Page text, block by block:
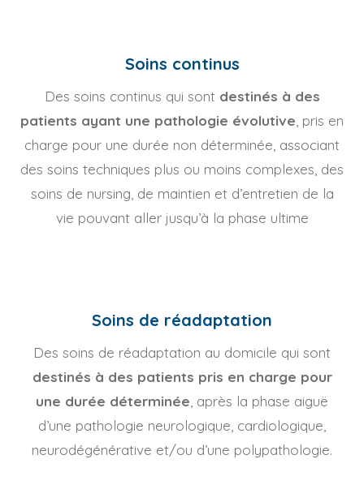
Soins continus
Des soins continus qui sont destinés à des
patients ayant une pathologie évolutive , pris en
charge pour une durée non déterminée, associant
des soins techniques plus ou moins complexes, des
soins de nursing, de maintien et d’entretien de la
vie pouvant aller jusqu’à la phase ultime
Soins de réadaptation
Des soins de réadaptation au domicile qui sont
destinés à des patients pris en charge pour
une durée déterminée , après la phase aiguë
d’une pathologie neurologique, cardiologique,
neurodégénérative et/ou d’une polypathologie.